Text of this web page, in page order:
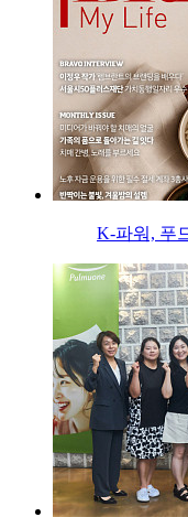
K-파워, 푸